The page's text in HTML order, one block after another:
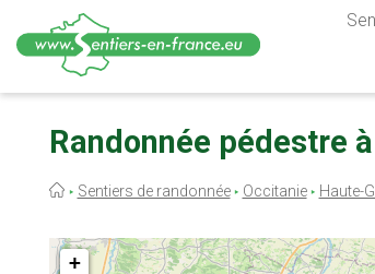
contenuRandonnée pédestre
Fil
Sentiers de randonnée Occitanie Haute-
+